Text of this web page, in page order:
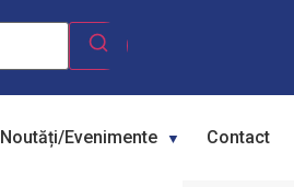
Noutăți/Evenimente Contact